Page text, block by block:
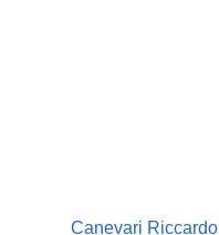
Canevari Riccardo